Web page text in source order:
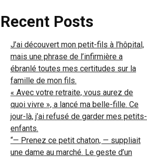
Recent Posts
J’ai découvert mon petit-fils à l’hôpital,
mais une phrase de l’infirmière a
ébranlé toutes mes certitudes sur la
famille de mon fils.
« Avec votre retraite, vous aurez de
quoi vivre », a lancé ma belle-fille. Ce
jour-là, j’ai refusé de garder mes petits-
enfants.
“— Prenez ce petit chaton, — suppliait
une dame au marché. Le geste d’un